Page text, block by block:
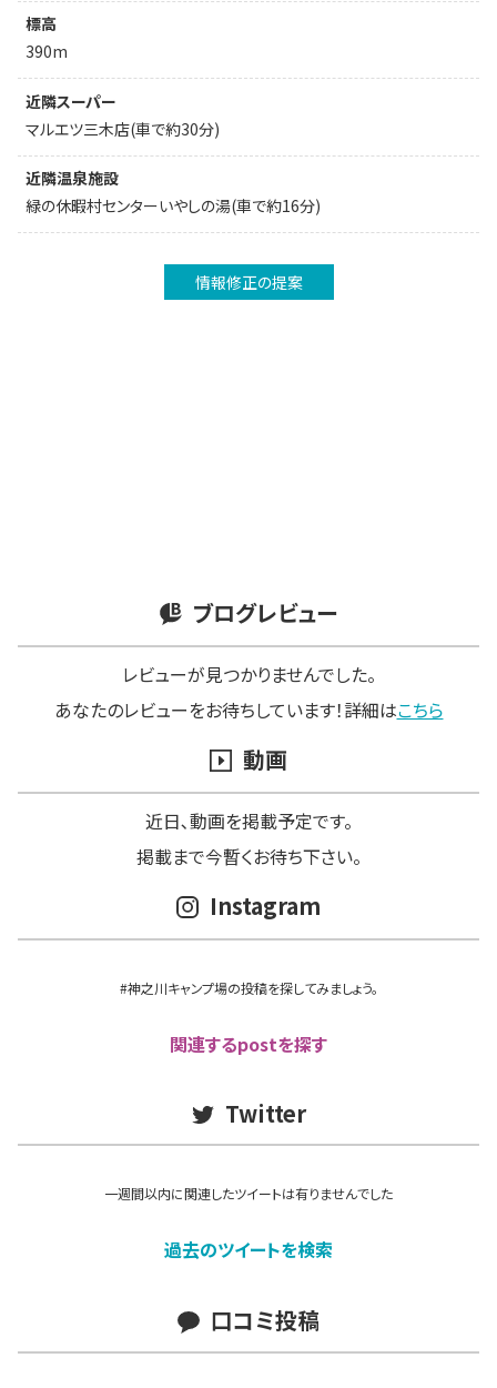
標高
390m
近隣スーパー
マルエツ三木店(車で約30分)
近隣温泉施設
緑の休暇村センターいやしの湯(車で約16分)
情報修正の提案
ブログレビュー
レビューが見つかりませんでした。
あなたのレビューをお待ちしています！詳細はこちら
動画
近日､動画を掲載予定です。
掲載まで今暫くお待ち下さい。
Instagram
#神之川キャンプ場の投稿を探してみましょう。
関連するpostを探す
Twitter
一週間以内に関連したツイートは有りませんでした
過去のツイートを検索
口コミ投稿